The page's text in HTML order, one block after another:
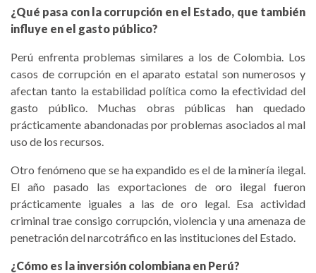
¿Qué pasa con la corrupción en el Estado, que también
influye en el gasto público?
Perú enfrenta problemas similares a los de Colombia. Los
casos de corrupción en el aparato estatal son numerosos y
afectan tanto la estabilidad política como la efectividad del
gasto público. Muchas obras públicas han quedado
prácticamente abandonadas por problemas asociados al mal
uso de los recursos.
Otro fenómeno que se ha expandido es el de la minería ilegal.
El año pasado las exportaciones de oro ilegal fueron
prácticamente iguales a las de oro legal. Esa actividad
criminal trae consigo corrupción, violencia y una amenaza de
penetración del narcotráfico en las instituciones del Estado.
¿Cómo es la inversión colombiana en Perú?